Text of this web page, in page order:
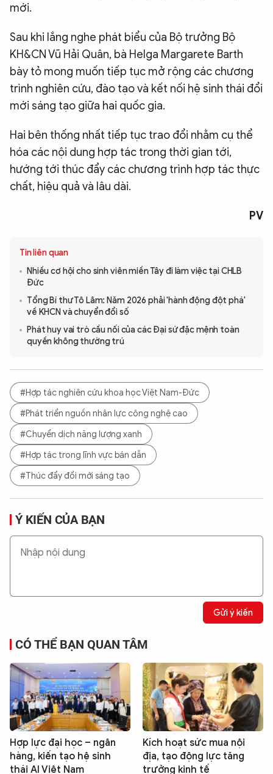
mới.
Sau khi lắng nghe phát biểu của Bộ trưởng Bộ
KH&CN Vũ Hải Quân, bà Helga Margarete Barth
bày tỏ mong muốn tiếp tục mở rộng các chương
trình nghiên cứu, đào tạo và kết nối hệ sinh thái đổi
mới sáng tạo giữa hai quốc gia.
Hai bên thống nhất tiếp tục trao đổi nhằm cụ thể
hóa các nội dung hợp tác trong thời gian tới,
hướng tới thúc đẩy các chương trình hợp tác thực
chất, hiệu quả và lâu dài.
PV
Tin liên quan
Nhiều cơ hội cho sinh viên miền Tây đi làm việc tại CHLB
Đức
Tổng Bí thư Tô Lâm: Năm 2026 phải 'hành động đột phá'
về KHCN và chuyển đổi số
Phát huy vai trò cầu nối của các Đại sứ đặc mệnh toàn
quyền không thường trú
#Hợp tác nghiên cứu khoa học Việt Nam-Đức
#Phát triển nguồn nhân lực công nghệ cao
#Chuyển dịch năng lượng xanh
#Hợp tác trong lĩnh vực bán dẫn
#Thúc đẩy đổi mới sáng tạo
Ý KIẾN CỦA BẠN
Gửi ý kiến
CÓ THỂ BẠN QUAN TÂM
Hợp lực đại học – ngân
hàng, kiến tạo hệ sinh
thái AI Việt Nam
Kích hoạt sức mua nội
địa, tạo động lực tăng
trưởng kinh tế